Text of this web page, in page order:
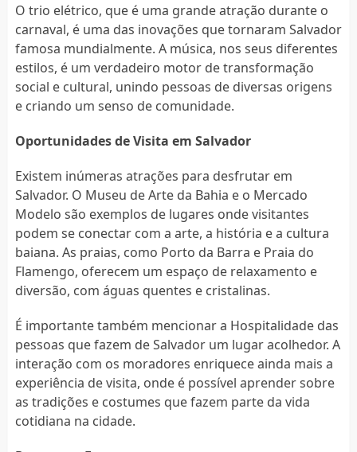
O trio elétrico, que é uma grande atração durante o
carnaval, é uma das inovações que tornaram Salvador
famosa mundialmente. A música, nos seus diferentes
estilos, é um verdadeiro motor de transformação
social e cultural, unindo pessoas de diversas origens
e criando um senso de comunidade.
Oportunidades de Visita em Salvador
Existem inúmeras atrações para desfrutar em
Salvador. O Museu de Arte da Bahia e o Mercado
Modelo são exemplos de lugares onde visitantes
podem se conectar com a arte, a história e a cultura
baiana. As praias, como Porto da Barra e Praia do
Flamengo, oferecem um espaço de relaxamento e
diversão, com águas quentes e cristalinas.
É importante também mencionar a Hospitalidade das
pessoas que fazem de Salvador um lugar acolhedor. A
interação com os moradores enriquece ainda mais a
experiência de visita, onde é possível aprender sobre
as tradições e costumes que fazem parte da vida
cotidiana na cidade.